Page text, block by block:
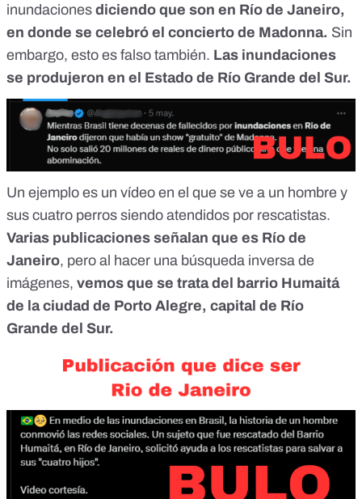
inundaciones diciendo que son en Río de Janeiro,
en donde se celebró el concierto de Madonna. Sin
embargo, esto es falso también. Las inundaciones
se produjeron en el Estado de Río Grande del Sur.
Un ejemplo es un vídeo en el que se ve a un hombre y
sus cuatro perros siendo atendidos por rescatistas.
Varias publicaciones señalan que es Río de
Janeiro, pero al hacer una búsqueda inversa de
imágenes, vemos que se trata del barrio Humaitá
de la ciudad de Porto Alegre, capital de Río
Grande del Sur.